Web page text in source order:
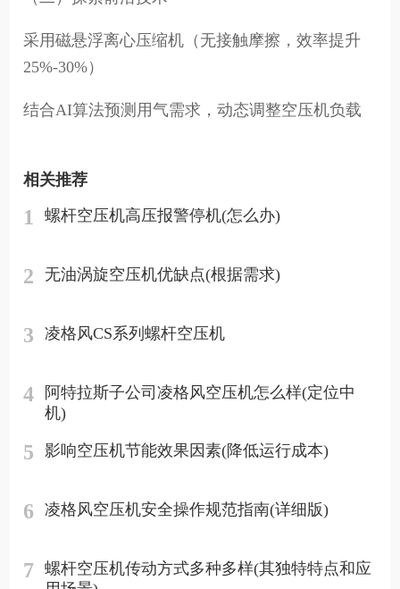
采用磁悬浮离心压缩机（无接触摩擦，效率提升
25%-30%）
结合AI算法预测用气需求，动态调整空压机负载
相关推荐
1 螺杆空压机高压报警停机(怎么办)
2 无油涡旋空压机优缺点(根据需求)
3 凌格风CS系列螺杆空压机
4
阿特拉斯子公司凌格风空压机怎么样(定位中
机)
5 影响空压机节能效果因素(降低运行成本)
6 凌格风空压机安全操作规范指南(详细版)
7
螺杆空压机传动方式多种多样(其独特特点和应